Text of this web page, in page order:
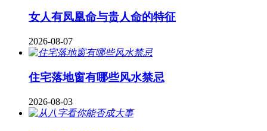
女人有凤凰命与贵人命的特征
2026-08-07
住宅落地窗有哪些风水禁忌
2026-08-03